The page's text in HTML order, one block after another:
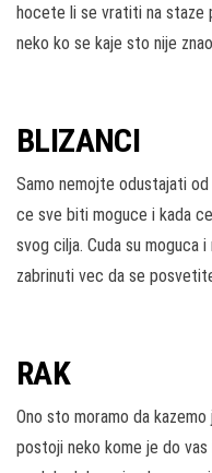
hocete li se vratiti na staze
neko ko se kaje sto nije
BLIZANCI
Samo nemojte odustajati
ce sve biti moguce i kada
svog cilja. Cuda su moguca
zabrinuti vec da se
RAK
Ono sto moramo da
postoji neko kome je do